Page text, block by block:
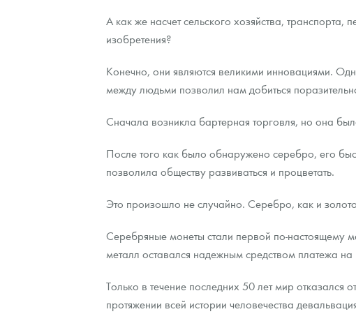
Год Лошади
Флот: ледоколы и корабли
Жетоны "Необыкновенные обитатели глубин"
Русская нумизматика
Золотая карманная галерея
Монеты и жетоны из недрагоценных металлов
Памятка для работы с монетами из драгметаллов
Монеты
Политика конфиденциальности
Политика использования Cookies
Пресс-служба
А как же насчет сельского хозяйства,
изобретения?
Конечно, они являются великими инновациями.
между людьми позволил нам добиться
Сначала возникла бартерная торговля, но она
После того как было обнаружено серебро, его
позволила обществу развиваться и процветать.
Это произошло не случайно. Серебро, как и
Серебряные монеты стали первой по-настоящему
металл оставался надежным средством платежа
Только в течение последних 50 лет мир отказался
протяжении всей истории человечества